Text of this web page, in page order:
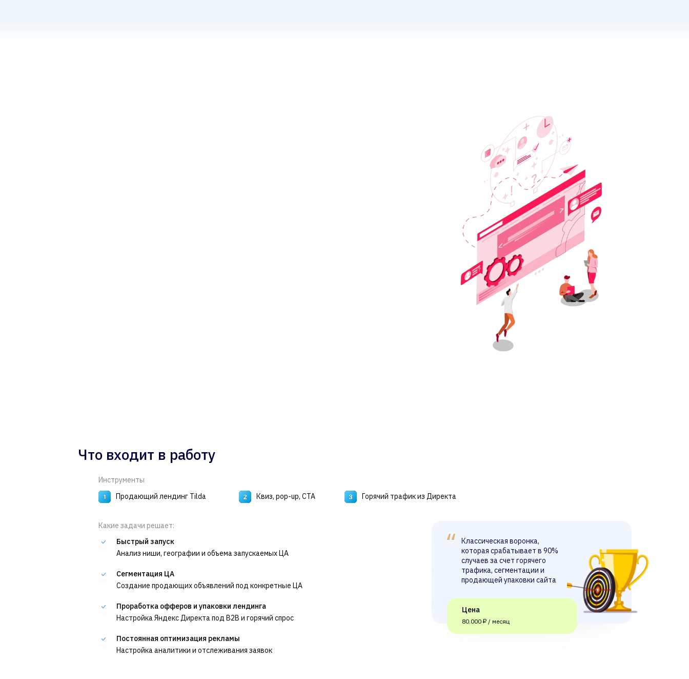
Продающий лендинг Tilda Квиз, pop-up, CTA Горячий трафик из Директа
Инструменты
Какие задачи решает:
Цена
80.000 ₽ / месяц
Классическая воронка,
которая срабатывает в 90%
случаев за счет горячего
трафика, сегментации и
продающей упаковки сайта
Быстрый запуск
Анализ ниши, географии и объема запускаемых ЦА
Сегментация ЦА
Создание продающих объявлений под конкретные ЦА
Проработка офферов и упаковки лендинга
Настройка Яндекс Директа под B2B и горячий спрос
Что входит в работу
Постоянная оптимизация рекламы
Настройка аналитики и отслеживания заявок